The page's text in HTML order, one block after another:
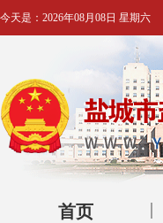
今天是： 2026年08月08日 星期六
首页